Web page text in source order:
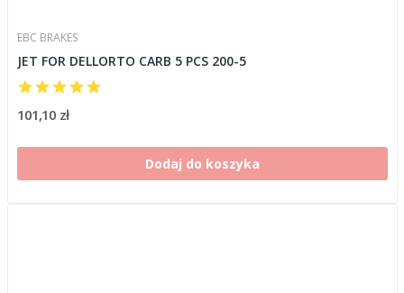
EBC BRAKES
JET FOR DELLORTO CARB 5 PCS 200-5
101,10 zł
Dodaj do koszyka